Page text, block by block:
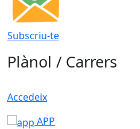
Subscriu-te
Plànol / Carrers
Accedeix
APP